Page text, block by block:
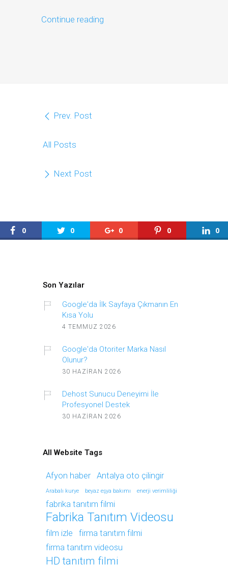
Continue reading
Prev. Post
All Posts
Next Post
0 0 0 0 0
Son Yazılar
Google'da İlk Sayfaya Çıkmanın En
Kısa Yolu
4 TEMMUZ 2026
Google'da Otoriter Marka Nasıl
Olunur?
30 HAZIRAN 2026
Dehost Sunucu Deneyimi İle
Profesyonel Destek
30 HAZIRAN 2026
All Website Tags
Afyon haber Antalya oto çilingir
Arabalı kurye beyaz eşya bakımı enerji verimliliği
fabrika tanıtım filmi
Fabrika Tanıtım Videosu
film izle
firma tanıtım filmi
firma tanıtım videosu
HD tanıtım filmi